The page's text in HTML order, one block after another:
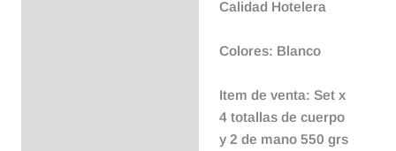
Calidad Hotelera
Colores: Blanco
Item de venta: Set x
4 totallas de cuerpo
y 2 de mano 550 grs